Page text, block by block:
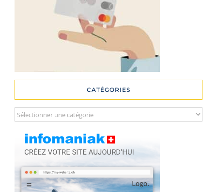
CATÉGORIES
Catégories